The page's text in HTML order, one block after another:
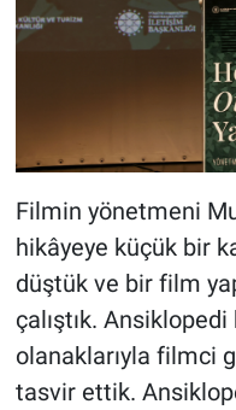
Filmin yönetmeni
hikâyeye küçük bir
düştük ve bir film
çalıştık.
olanaklarıyla filmci
tasvir ettik.